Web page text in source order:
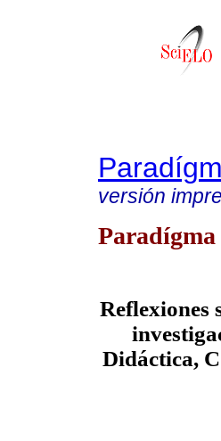
versión
Paradígma
Reflexiones
Didáctica,